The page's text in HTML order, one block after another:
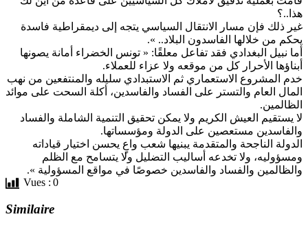
هذا..؟
غير ذلك فإن مسار الانتقال السياسي يتجه إلى ديمقراطية فاسدة
يحكم من خلالها الفاسدون البلاد.. ».
أما نبيل البغدادي فقد تفاعل معلقًا: « تونس الخضراء أمانة يصونها
أبناؤها الأحرار كل من موقعه ولا عزاء للعملاء.
خدم المشروع الاستعماري ثم الاستبدادي سليله والمنتفعين من نهب
المال العام والتستر على الفساد والفاسدين، أكلة السحت على موائد
الظالمين.
لا يستقيم العيش الكريم ولا يمكن تحقيق التنمية الشاملة والفساد
والفاسدين مستعصين على الدولة ومؤسساتها.
الدولة الناجحة والمتقدمة يبنيها شعب واعٍ يحسن اختيار قياداته
ومسؤوليه، ولا تخدعه أساليب التضليل ولا يتسامح مع الظلم
والظالمين والفساد والفاسدين خصوصًا في مواقع المسؤولية ».
Vues : 0
Similaire